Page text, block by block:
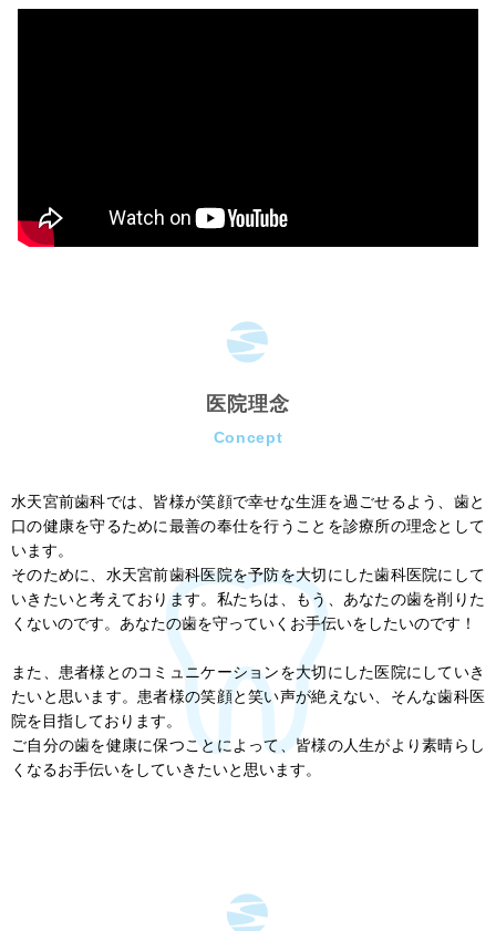
医院理念
Concept
水天宮前歯科では、皆様が笑顔で幸せな生涯を過ごせるよう、歯と
口の健康を守るために最善の奉仕を行うことを診療所の理念として
います。
そのために、水天宮前歯科医院を予防を大切にした歯科医院にして
いきたいと考えております。私たちは、もう、あなたの歯を削りた
くないのです。あなたの歯を守っていくお手伝いをしたいのです！
また、患者様とのコミュニケーションを大切にした医院にしていき
たいと思います。患者様の笑顔と笑い声が絶えない、そんな歯科医
院を目指しております。
ご自分の歯を健康に保つことによって、皆様の人生がより素晴らし
くなるお手伝いをしていきたいと思います。